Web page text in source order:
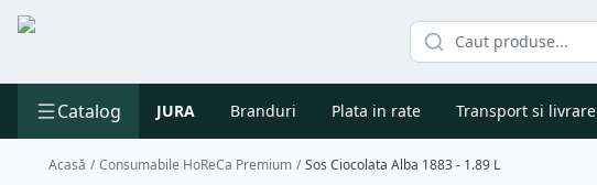
Catalog JURA Branduri Plata in rate Transport si livrare
Acasă / Consumabile HoReCa Premium / Sos Ciocolata Alba 1883 - 1.89 L